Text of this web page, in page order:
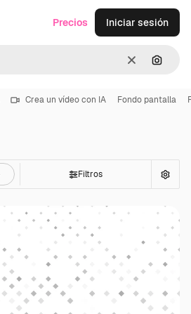
Borrar
Precios Iniciar sesión
Crea un vídeo con IA Fondo pantalla
Filtros